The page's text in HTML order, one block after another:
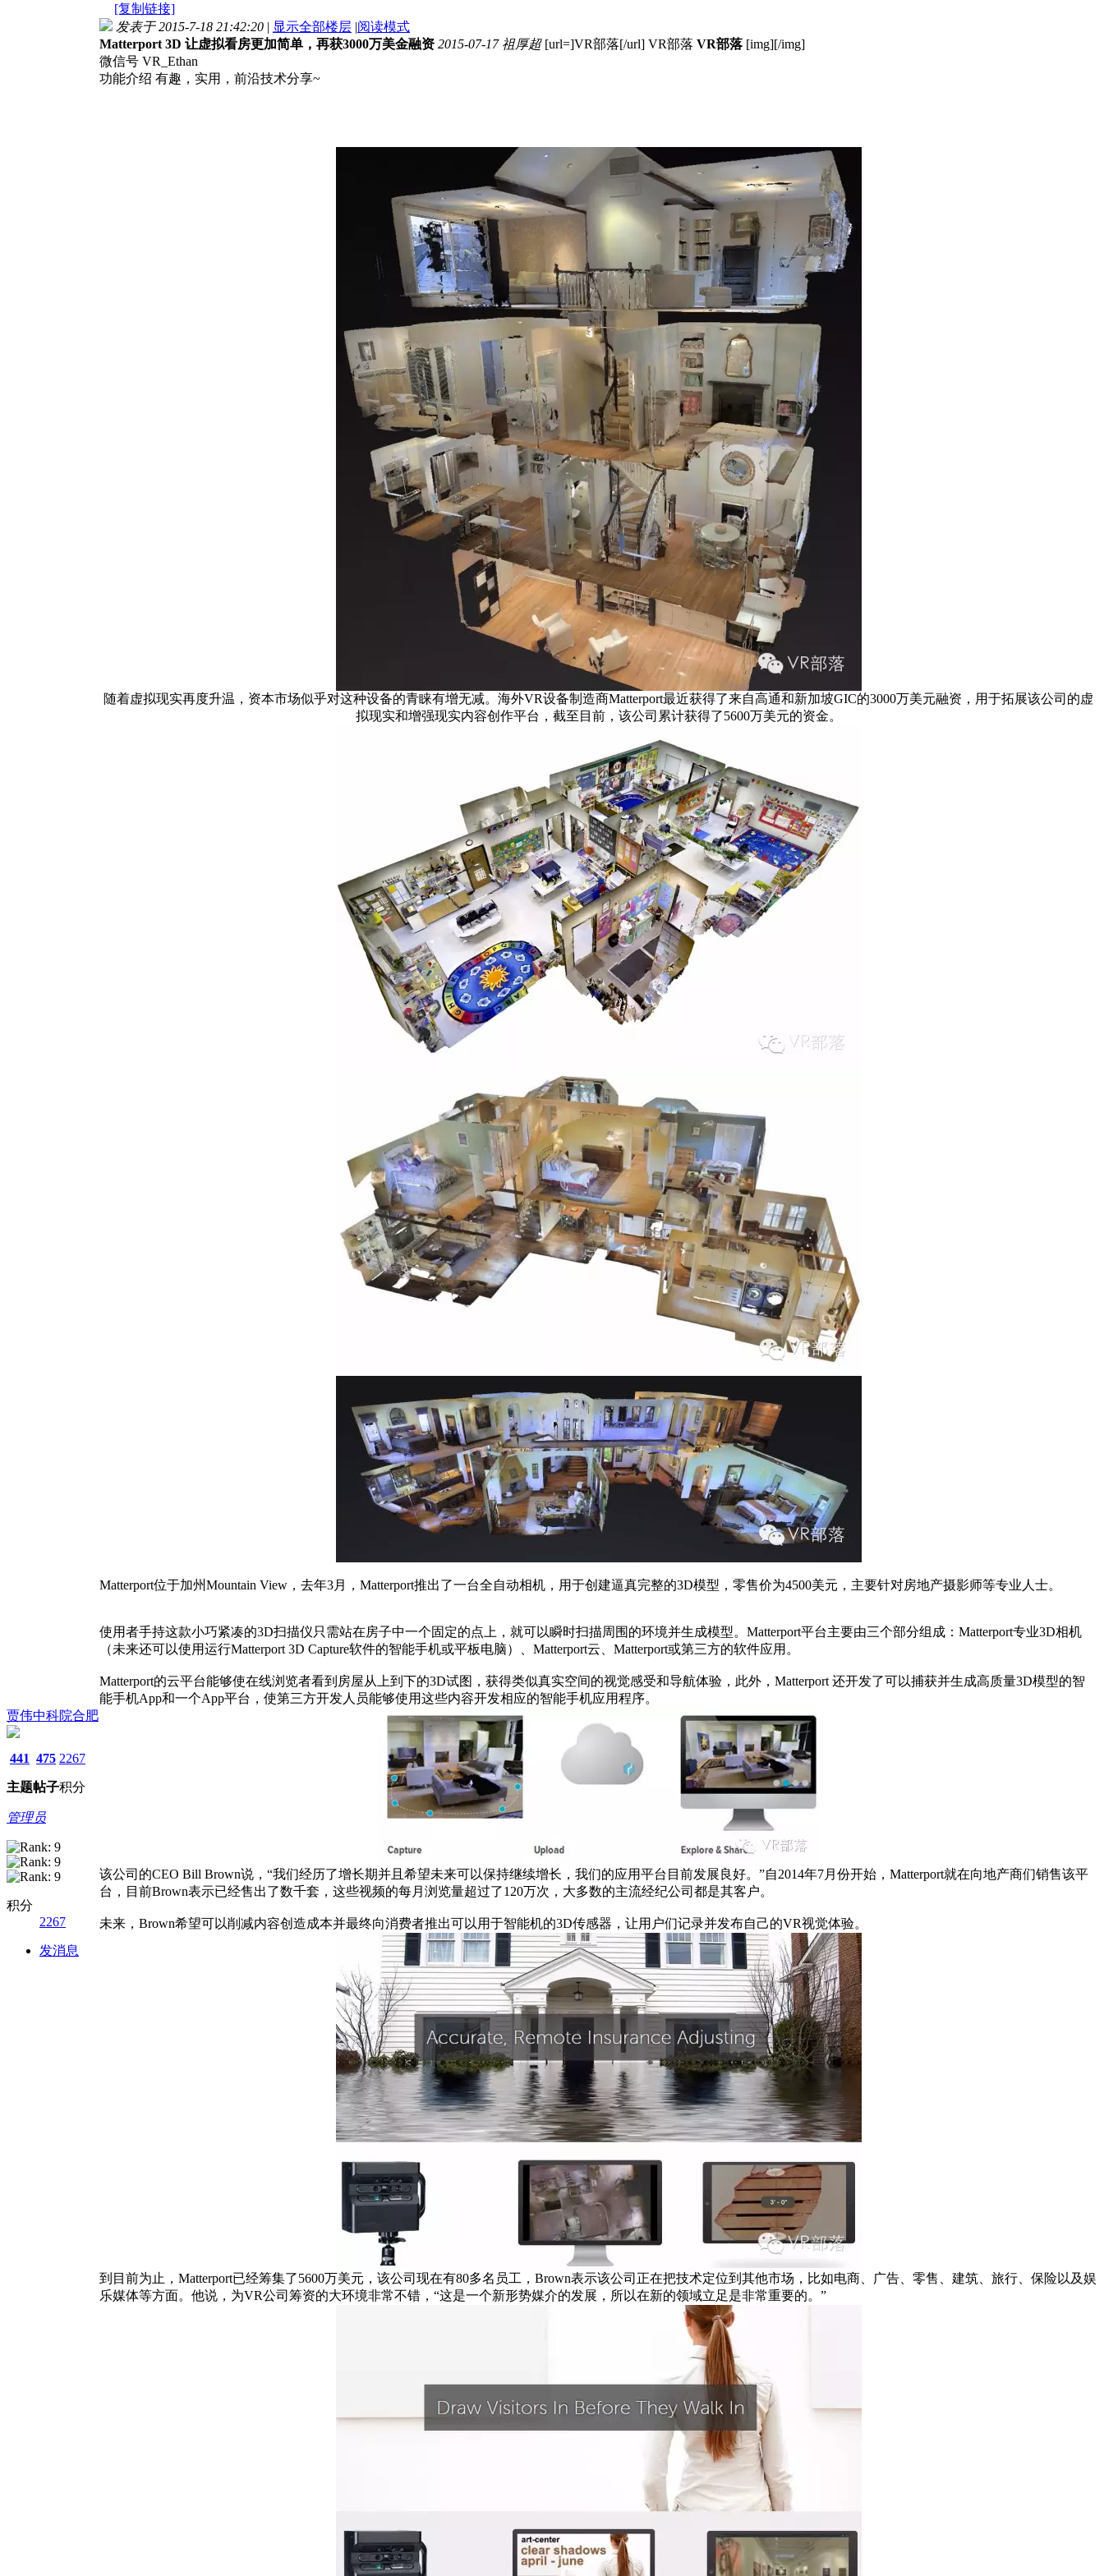
[复制链接]
贾伟中科院合肥
441
主题
475
帖子
2267
积分
管理员
积分
2267
发消息
发表于 2015-7-18 21:42:20 | 显示全部楼层 |阅读模式
Matterport 3D 让虚拟看房更加简单，再获3000万美金融资 2015-07-17 祖厚超[url=]VR部落[/url] VR部落 VR部落 [img][/img]
微信号 VR_Ethan
功能介绍 有趣，实用，前沿技术分享~
随着虚拟现实再度升温，资本市场似乎对这种设备的青睐有增无减。海外VR设备制造商Matterport最近获得了来自高通和新加坡GIC的3000万美元融资，用于拓展该公司的虚
拟现实和增强现实内容创作平台，截至目前，该公司累计获得了5600万美元的资金。
Matterport位于加州Mountain View，去年3月，Matterport推出了一台全自动相机，用于创建逼真完整的3D模型，零售价为4500美元，主要针对房地产摄影师等专业人士。
使用者手持这款小巧紧凑的3D扫描仪只需站在房子中一个固定的点上，就可以瞬时扫描周围的环境并生成模型。Matterport平台主要由三个部分组成：Matterport专业3D相机
（未来还可以使用运行Matterport 3D Capture软件的智能手机或平板电脑）、Matterport云、Matterport或第三方的软件应用。
Matterport的云平台能够使在线浏览者看到房屋从上到下的3D试图，获得类似真实空间的视觉感受和导航体验，此外，Matterport 还开发了可以捕获并生成高质量3D模型的智
能手机App和一个App平台，使第三方开发人员能够使用这些内容开发相应的智能手机应用程序。
该公司的CEO Bill Brown说，“我们经历了增长期并且希望未来可以保持继续增长，我们的应用平台目前发展良好。”自2014年7月份开始，Matterport就在向地产商们销售该平
台，目前Brown表示已经售出了数千套，这些视频的每月浏览量超过了120万次，大多数的主流经纪公司都是其客户。
未来，Brown希望可以削减内容创造成本并最终向消费者推出可以用于智能机的3D传感器，让用户们记录并发布自己的VR视觉体验。
到目前为止，Matterport已经筹集了5600万美元，该公司现在有80多名员工，Brown表示该公司正在把技术定位到其他市场，比如电商、广告、零售、建筑、旅行、保险以及娱
乐媒体等方面。他说，为VR公司筹资的大环境非常不错，“这是一个新形势媒介的发展，所以在新的领域立足是非常重要的。”